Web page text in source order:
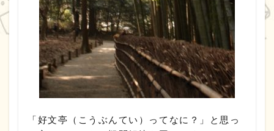
「好文亭（こうぶんてい）ってなに？」と思っ